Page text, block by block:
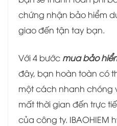
chứng nhận bảo hiểm
giao đến tận tay bạn.
Với 4 bước mua bảo
đây, bạn hoàn toàn có
một cách nhanh chóng
mất thời gian đến trực
của công ty. IBAOHIEM